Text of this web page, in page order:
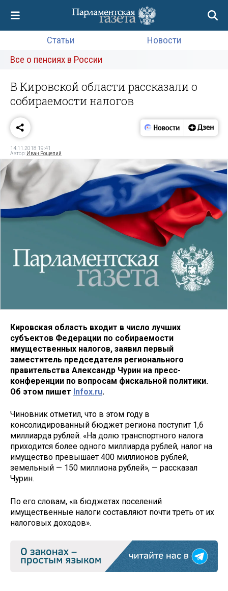
Статьи
Новости
Все о пенсиях в России
В Кировской области рассказали о
собираемости налогов
14.11.2018 19:41
Автор: Иван Рощепий
Кировская область входит в число лучших
субъектов Федерации по собираемости
имущественных налогов, заявил первый
заместитель председателя регионального
правительства Александр Чурин на пресс-
конференции по вопросам фискальной политики.
Об этом пишет Infox.ru.
Чиновник отметил, что в этом году в
консолидированный бюджет региона поступит 1,6
миллиарда рублей. «На долю транспортного налога
приходится более одного миллиарда рублей, налог на
имущество превышает 400 миллионов рублей,
земельный — 150 миллиона рублей», — рассказал
Чурин.
По его словам, «в бюджетах поселений
имущественные налоги составляют почти треть от их
налоговых доходов».